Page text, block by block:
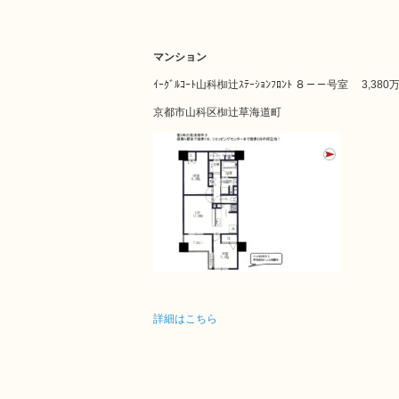
マンション
ｲｰｸﾞﾙｺｰﾄ山科椥辻ｽﾃｰｼｮﾝﾌﾛﾝﾄ ８－－号室 3,380
京都市山科区椥辻草海道町
詳細はこちら